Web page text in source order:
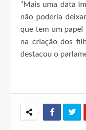
“Mais uma data
não poderia
que tem um
na criação dos
destacou o